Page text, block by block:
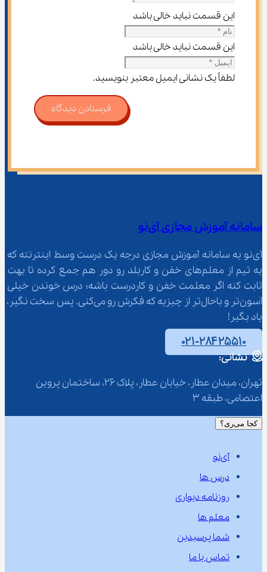
این قسمت نباید خالی باشد
این قسمت نباید خالی باشد
لطفاً یک نشانی ایمیل معتبر بنویسید.
فرستادن دیدگاه
سامانه آموزش مجازی آی‌نو
آی‌نو یه سامانه آموزش مجازی درجه یک درست وسط اینترنته که
یه تیم از معلم‌‌های خفن و کاربلد رو دور هم جمع کرده تا بهت
ثابت کنه اگر معلمت خفن و کاردرست باشه؛ درس خوندن خیلی
آسون‌تر و باحال‌تر از چیزیه که فکرش رو می‌کنی. پس سخت نگیر،
یاد بگیر!
۰۲۱-۲۸۴۲۵۵۱۰
نشانی:
تهران، میدان عطار، خیابان عطار، پلاک 26، ساختمان پروین
اعتصامی، طبقه 3
کجا می‌ری؟
آی‌نو
درس ها
روزنامه دیواری
معلم ها
شما پرسیدین
تماس با ما